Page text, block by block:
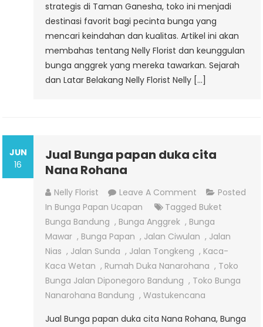
strategis di Taman Ganesha, toko ini menjadi
destinasi favorit bagi pecinta bunga yang
mencari keindahan dan kualitas. Artikel ini akan
membahas tentang Nelly Florist dan keunggulan
bunga anggrek yang mereka tawarkan. Sejarah
dan Latar Belakang Nelly Florist Nelly […]
JUN
16
Jual Bunga papan duka cita
Nana Rohana
Nelly Florist Leave A Comment On
Jual
Bunga
Papan
Duka
Cita
Nana
Rohana
Posted
In Bunga Papan Ucapan Tagged Buket
Bunga Bandung , Bunga Anggrek , Bunga
Mawar , Bunga Papan , Jalan Ciwulan , Jalan
Nias , Jalan Sunda , Jalan Tongkeng , Kaca-
Kaca Wetan , Rumah Duka Nanarohana , Toko
Bunga Jalan Diponegoro Bandung , Toko Bunga
Nanarohana Bandung ,Wastukencana
Jual Bunga papan duka cita Nana Rohana, Bunga